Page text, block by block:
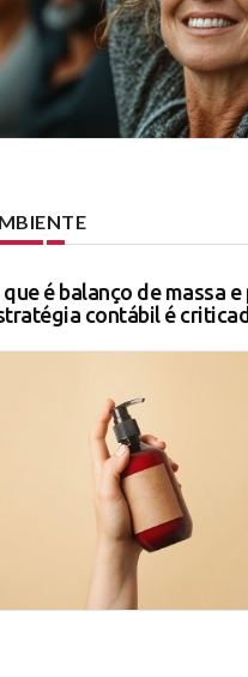
que é balanço de massa e
contábil é